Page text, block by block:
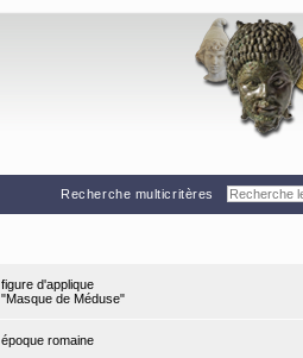
Recherche multicritères
figure d'applique
"Masque de Méduse"
époque romaine